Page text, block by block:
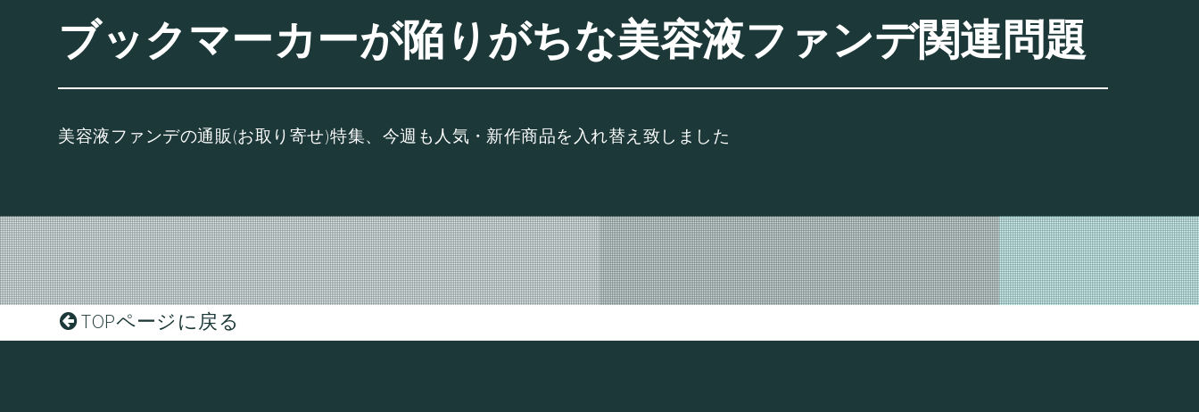
ブックマーカーが陥りがちな美容液ファンデ関連問題
美容液ファンデの通販(お取り寄せ)特集、今週も人気・新作商品を入れ替え致しました
TOPページに戻る